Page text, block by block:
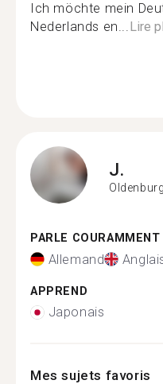
Ich möchte mein
Nederlands en...Lire
J.
Oldenburg
PARLE COURAMMENT
Allemand
APPREND
Japonais
Mes sujets favoris